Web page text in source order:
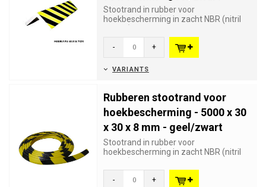
Stootrand in rubber voor
hoekbescherming in zacht NBR (nitril
- +
VARIANTS
Rubberen stootrand voor
hoekbescherming - 5000 x 30
x 30 x 8 mm - geel/zwart
Stootrand in rubber voor
hoekbescherming in zacht NBR (nitril
voo...
- +